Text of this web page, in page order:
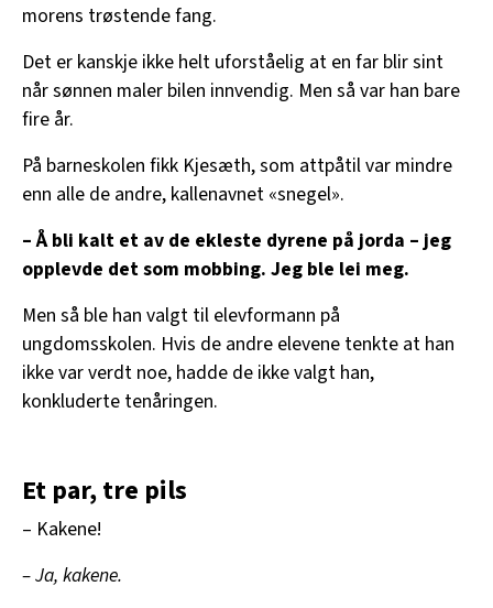
morens trøstende fang.
Det er kanskje ikke helt uforståelig at en far blir sint
når sønnen maler bilen innvendig. Men så var han bare
fire år.
På barneskolen fikk Kjesæth, som attpåtil var mindre
enn alle de andre, kallenavnet «snegel».
– Å bli kalt et av de ekleste dyrene på jorda – jeg
opplevde det som mobbing. Jeg ble lei meg.
Men så ble han valgt til elevformann på
ungdomsskolen. Hvis de andre elevene tenkte at han
ikke var verdt noe, hadde de ikke valgt han,
konkluderte tenåringen.
Et par, tre pils
– Kakene!
– Ja, kakene.